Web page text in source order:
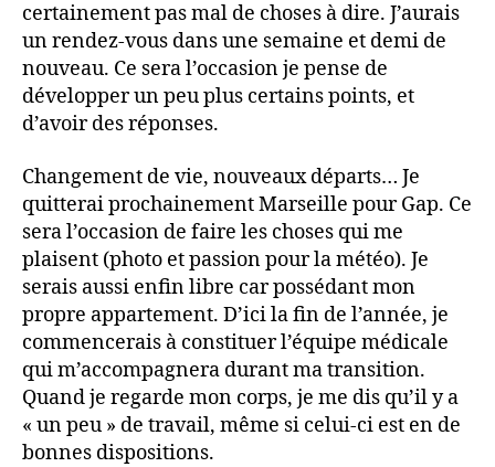
certainement pas mal de choses à dire. J’aurais
un rendez-vous dans une semaine et demi de
nouveau. Ce sera l’occasion je pense de
développer un peu plus certains points, et
d’avoir des réponses.
Changement de vie, nouveaux départs… Je
quitterai prochainement Marseille pour Gap. Ce
sera l’occasion de faire les choses qui me
plaisent (photo et passion pour la météo). Je
serais aussi enfin libre car possédant mon
propre appartement. D’ici la fin de l’année, je
commencerais à constituer l’équipe médicale
qui m’accompagnera durant ma transition.
Quand je regarde mon corps, je me dis qu’il y a
« un peu » de travail, même si celui-ci est en de
bonnes dispositions.